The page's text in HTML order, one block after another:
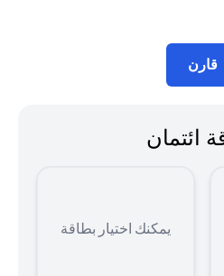
قارن
ائتمان
يمكنك اختيار بطاقة